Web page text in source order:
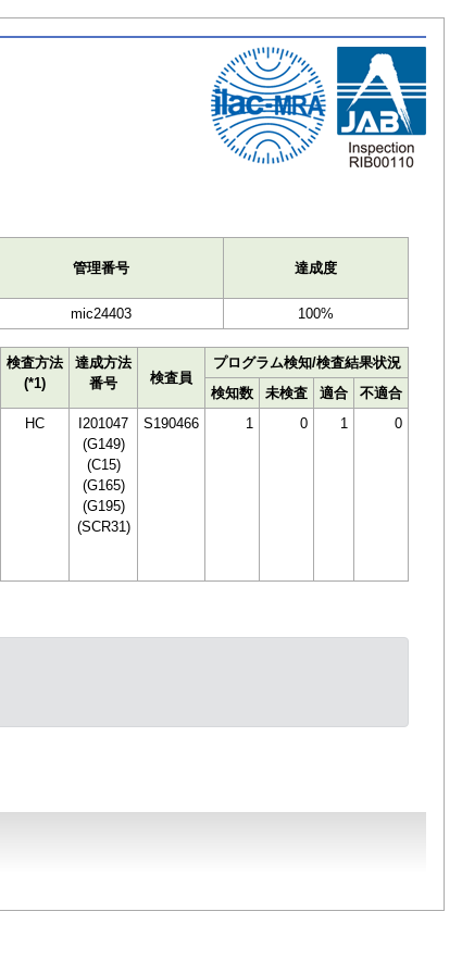
管理番号
達成度
mic24403 100%
検査方法
(*1)
達成方法
番号
検査員
プログラム検知/検査結果状況
検知数
未検査 適合
不適合
HC
I201047
(G149)
(C15)
(G165)
(G195)
(SCR31)
S190466 1 0 1
0